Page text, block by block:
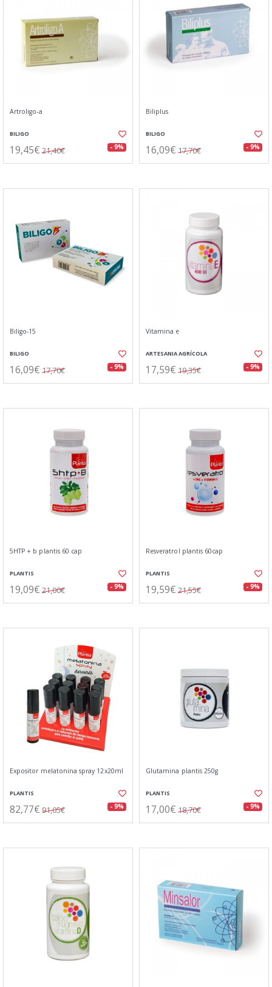
Artroligo-a
BILIGO
19,45€ 21,40€ - 9%
Biliplus
BILIGO
16,09€ 17,70€ - 9%
Biligo-15
BILIGO
16,09€ 17,70€ - 9%
Vitamina e
ARTESANIA AGRÍCOLA
17,59€ 19,35€ - 9%
5HTP + b plantis 60 cap
PLANTIS
19,09€ 21,00€ - 9%
Resveratrol plantis 60cap
PLANTIS
19,59€ 21,55€ - 9%
Expositor melatonina spray 12x20ml
PLANTIS
82,77€ 91,05€ - 9%
Glutamina plantis 250g
PLANTIS
17,00€ 18,70€ - 9%